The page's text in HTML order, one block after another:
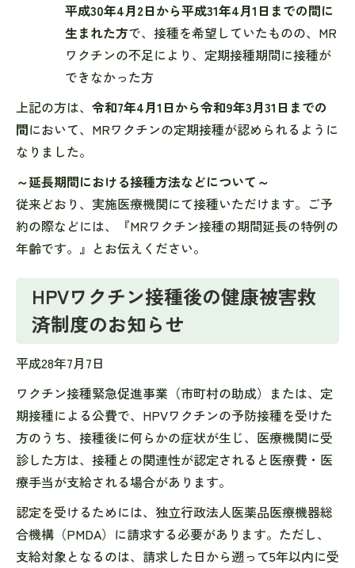
平成30年4月2日から平成31年4月1日までの間に
生まれた方で、接種を希望していたものの、MR
ワクチンの不足により、定期接種期間に接種が
できなかった方
上記の方は、 令和7年4月1日から令和9年3月31日までの
間において、MRワクチンの定期接種が認められるように
なりました。
～延長期間における接種方法などについて～
従来どおり、実施医療機関にて接種いただけます。ご予
約の際などには、『MRワクチン接種の期間延長の特例の
年齢です。』とお伝えください。
HPVワクチン接種後の健康被害救
済制度のお知らせ
平成28年7月7日
ワクチン接種緊急促進事業（市町村の助成）または、定
期接種による公費で、HPVワクチンの予防接種を受けた
方のうち、接種後に何らかの症状が生じ、医療機関に受
診した方は、接種との関連性が認定されると医療費・医
療手当が支給される場合があります。
認定を受けるためには、独立行政法人医薬品医療機器総
合機構（PMDA）に請求する必要があります。ただし、
支給対象となるのは、請求した日から遡って5年以内に受